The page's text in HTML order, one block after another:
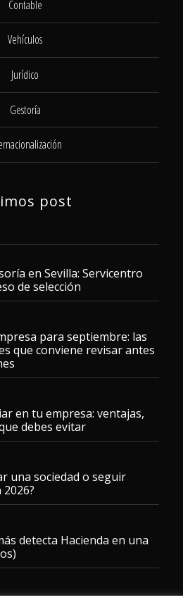
Contable
Vehículos
Jurídico
Gestoría
post
en Sevilla: Servicentro
de selección
para septiembre: las
que conviene revisar antes
en tu empresa: ventajas,
debes evitar
una sociedad o seguir
detecta Hacienda en una